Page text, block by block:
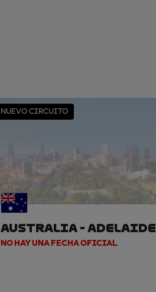
NUEVO CIRCUITO
AUSTRALIA - ADELAIDE
NO HAY UNA FECHA OFICIAL